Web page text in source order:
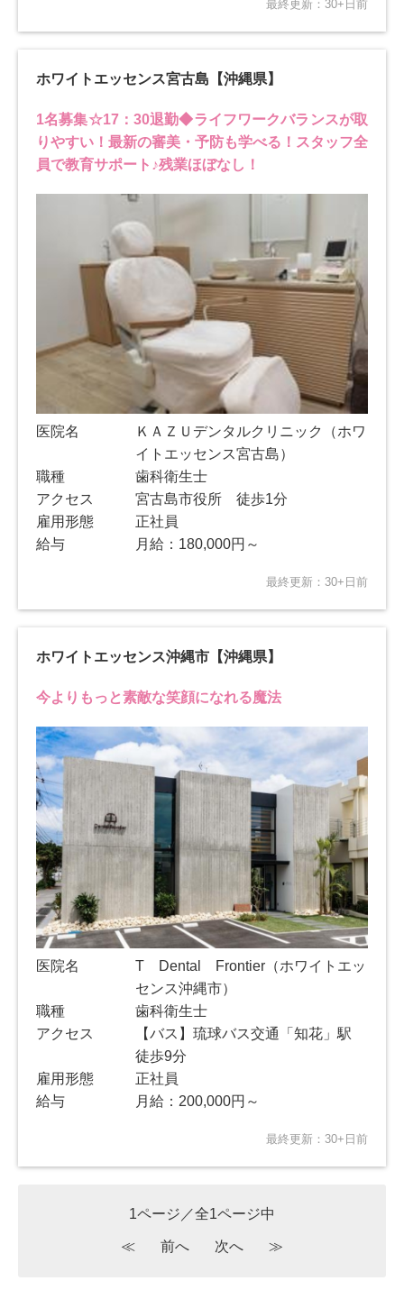
最終更新：30+日前
ホワイトエッセンス宮古島【沖縄県】
1名募集☆17：30退勤◆ライフワークバランスが取
りやすい！最新の審美・予防も学べる！スタッフ全
員で教育サポート♪残業ほぼなし！
医院名
ＫＡＺＵデンタルクリニック（ホワ
イトエッセンス宮古島）
職種
歯科衛生士
アクセス
宮古島市役所 徒歩1分
雇用形態
正社員
給与
月給：180,000円～
最終更新：30+日前
ホワイトエッセンス沖縄市【沖縄県】
今よりもっと素敵な笑顔になれる魔法
医院名
T Dental Frontier（ホワイトエッ
センス沖縄市）
職種
歯科衛生士
アクセス
【バス】琉球バス交通「知花」駅
徒歩9分
雇用形態
正社員
給与
月給：200,000円～
最終更新：30+日前
1ページ／全1ページ中
≪ 前へ 次へ ≫